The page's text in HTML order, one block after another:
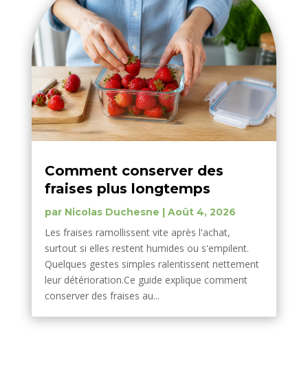
Comment conserver des
fraises plus longtemps
par Nicolas Duchesne Août 4, 2026
Les fraises ramollissent vite après l'achat,
surtout si elles restent humides ou s'empilent.
Quelques gestes simples ralentissent nettement
leur détérioration.Ce guide explique comment
conserver des fraises au...